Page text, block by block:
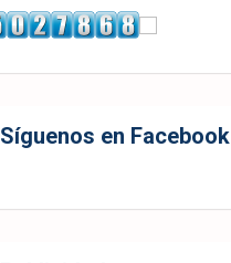
Síguenos en Facebook